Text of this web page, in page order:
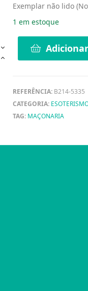
Exemplar não lido
1 em estoque
REFERÊNCIA: B214-5335
CATEGORIA:
TAG: MAÇONARIA